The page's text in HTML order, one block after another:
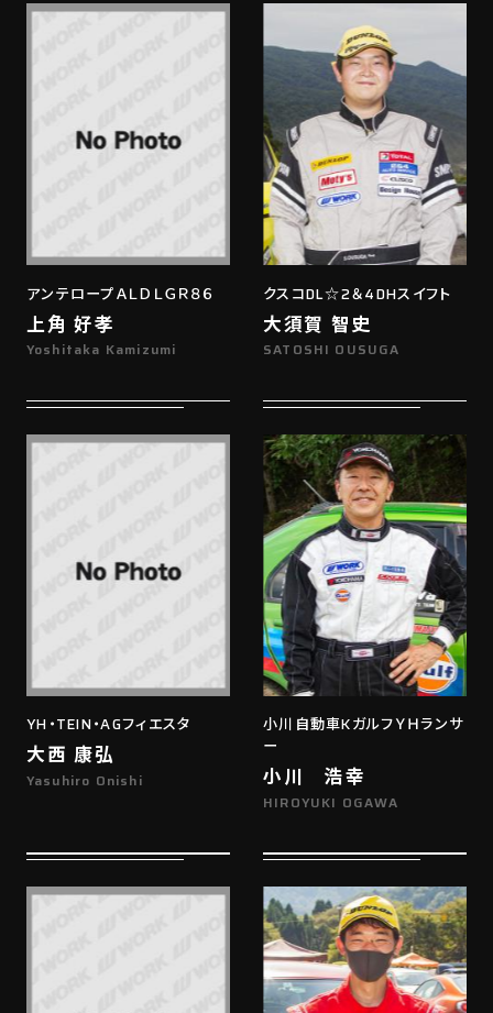
アンテロープＡＬＤＬＧＲ８６
上角 好孝
Yoshitaka Kamizumi
クスコDL☆2＆4DHスイフト
大須賀 智史
SATOSHI OUSUGA
YH・TEIN・AGフィエスタ
大西 康弘
Yasuhiro Onishi
小川自動車KガルフＹＨランサ
ー
小川 浩幸
HIROYUKI OGAWA